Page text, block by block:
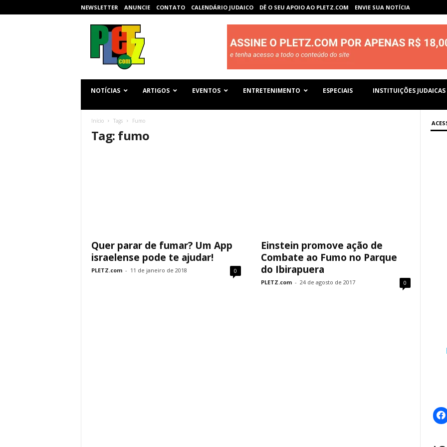
NEWSLETTER ANUNCIE CONTATO CALENDÁRIO JUDAICO DÊ O SEU APOIO AO PLETZ.COM ENVIE SUA NOTÍCIA
NOTÍCIAS ARTIGOS EVENTOS ENTRETENIMENTO ESPECIAIS INSTITUIÇÕES JUDAICAS
Início Tags Fumo
Tag: fumo
Quer parar de fumar? Um App
israelense pode te ajudar!
PLETZ.com - 11 de janeiro de 2018 0
Einstein promove ação de
Combate ao Fumo no Parque
do Ibirapuera
PLETZ.com - 24 de agosto de 2017 0